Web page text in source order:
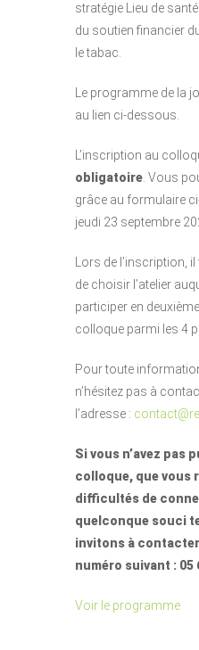
stratégie Lieu de
du soutien financier
le tabac.
Le programme de la
au lien ci-dessous.
L’inscription au
obligatoire. Vous
grâce au formulaire
jeudi 23 septembre
Lors de l’inscription,
de choisir l’atelier
participer en
colloque parmi les 4
Pour toute
n’hésitez pas à
l’adresse :
Si vous n’avez pas
colloque, que vous
difficultés de
quelconque souci
invitons à
numéro suivant : 05
Voir le programme